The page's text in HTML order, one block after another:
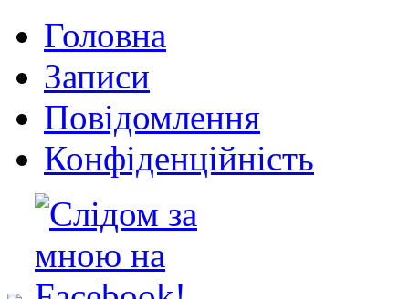
Головна
Записи
Повідомлення
Конфіденційність